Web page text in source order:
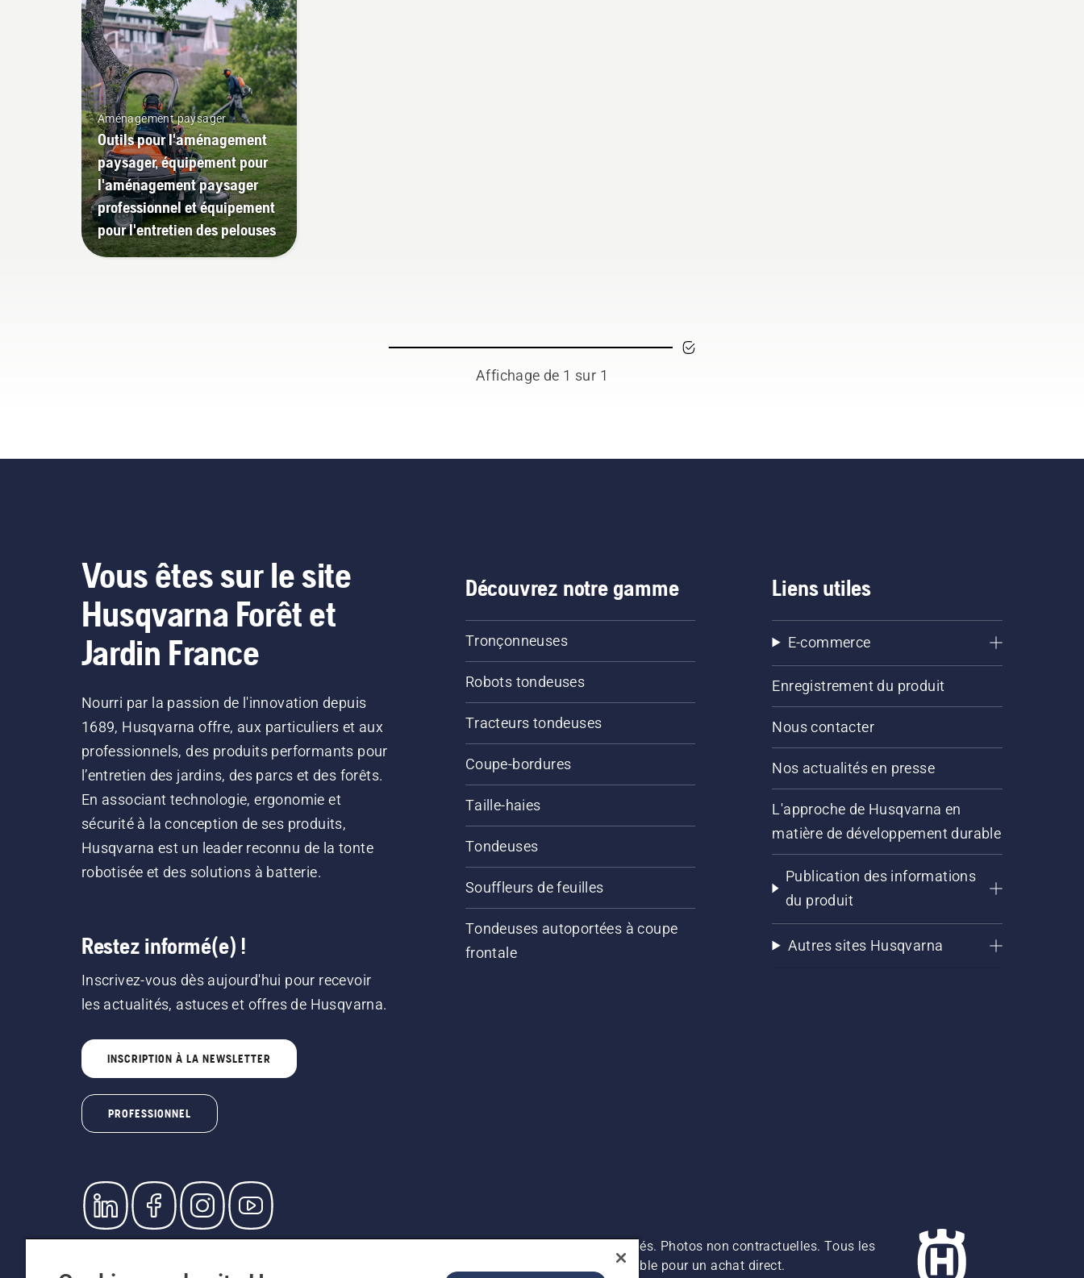
Aménagement paysager
Outils pour l'aménagement
paysager, équipement pour
l'aménagement paysager
professionnel et équipement
pour l'entretien des pelouses
Affichage de 1 sur 1
Vous êtes sur le site
Husqvarna Forêt et
Jardin France
Nourri par la passion de l'innovation depuis
1689, Husqvarna offre, aux particuliers et aux
professionnels, des produits performants pour
l’entretien des jardins, des parcs et des forêts.
En associant technologie, ergonomie et
sécurité à la conception de ses produits,
Husqvarna est un leader reconnu de la tonte
robotisée et des solutions à batterie.
Restez informé(e) !
Inscrivez-vous dès aujourd'hui pour recevoir
les actualités, astuces et offres de Husqvarna.
INSCRIPTION À LA NEWSLETTER
PROFESSIONNEL
Découvrez notre gamme
Tronçonneuses
Robots tondeuses
Tracteurs tondeuses
Coupe-bordures
Taille-haies
Tondeuses
Souffleurs de feuilles
Tondeuses autoportées à coupe
frontale
Liens utiles
E-commerce
Enregistrement du produit
Nous contacter
Nos actualités en presse
L'approche de Husqvarna en
matière de développement durable
Publication des informations
du produit
Autres sites Husqvarna
© Husqvarna AB (publ). Tous droits réservés. Les prix indiqués sont des prix de vente conseillés. Photos non contractuelles. Tous les
prix indiqués sont des prix de vente recommandés (TVA incluse), sauf si le produit est disponible pour un achat direct.